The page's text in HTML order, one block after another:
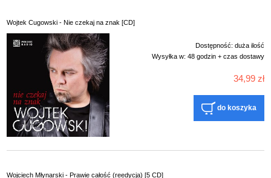
Wojtek Cugowski - Nie czekaj na znak [CD]
Dostępność: duża ilość
Wysyłka w: 48 godzin + czas dostawy
34,99 zł
do koszyka
Wojciech Młynarski - Prawie całość (reedycja) [5 CD]